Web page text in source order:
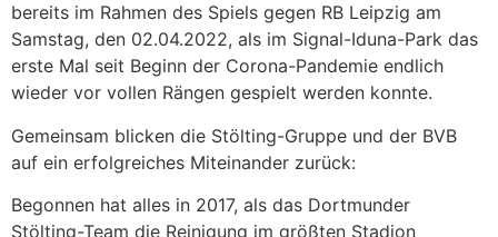
bereits im Rahmen des Spiels gegen RB Leipzig am
Samstag, den 02.04.2022, als im Signal-Iduna-Park das
erste Mal seit Beginn der Corona-Pandemie endlich
wieder vor vollen Rängen gespielt werden konnte.
Gemeinsam blicken die Stölting-Gruppe und der BVB
auf ein erfolgreiches Miteinander zurück:
Begonnen hat alles in 2017, als das Dortmunder
Stölting-Team die Reinigung im größten Stadion